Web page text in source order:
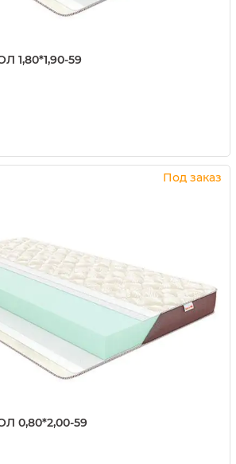
1,80*1,90-59
Под заказ
0,80*2,00-59